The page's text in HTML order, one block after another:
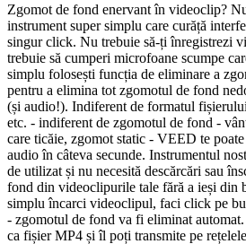
Zgomot de fond enervant în videoclip?
instrument super simplu care curăță
singur click. Nu trebuie să-ți înregistrezi
trebuie să cumperi microfoane scumpe
simplu folosești funcția de eliminare a
pentru a elimina tot zgomotul de fond
(și audio!). Indiferent de formatul
etc. - indiferent de zgomotul de fond -
care ticăie, zgomot static - VEED te
audio în câteva secunde. Instrumentul
de utilizat și nu necesită descărcări sau
fond din videoclipurile tale fără a ieși din
simplu încarci videoclipul, faci click pe
- zgomotul de fond va fi eliminat
ca fișier MP4 și îl poți transmite pe